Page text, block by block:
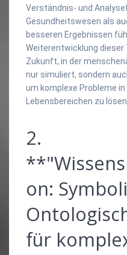
Verständnis- und
Gesundheitswesen als
besseren Ergebnissen
Weiterentwicklung dieser
Zukunft, in der
nur simuliert, sondern
um komplexe Probleme
Lebensbereichen zu lösen.
2.
on:
für